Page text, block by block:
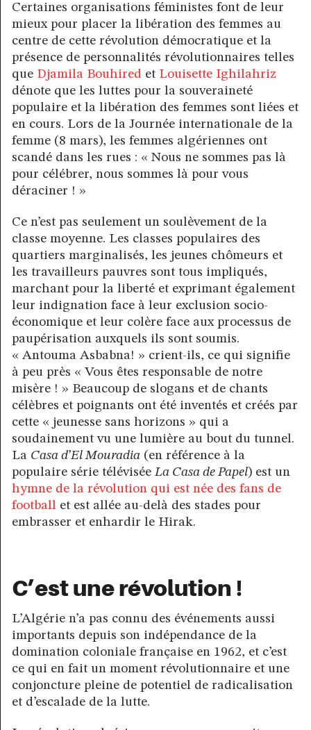
Certaines organisations féministes font de leur
mieux pour placer la libération des femmes au
centre de cette révolution démocratique et la
présence de personnalités révolutionnaires telles
que Djamila Bouhired et Louisette Ighilahriz
dénote que les luttes pour la souveraineté
populaire et la libération des femmes sont liées et
en cours. Lors de la Journée internationale de la
femme (8 mars), les femmes algériennes ont
scandé dans les rues : « Nous ne sommes pas là
pour célébrer, nous sommes là pour vous
déraciner ! »
Ce n’est pas seulement un soulèvement de la
classe moyenne. Les classes populaires des
quartiers marginalisés, les jeunes chômeurs et
les travailleurs pauvres sont tous impliqués,
marchant pour la liberté et exprimant également
leur indignation face à leur exclusion socio-
économique et leur colère face aux processus de
paupérisation auxquels ils sont soumis.
« Antouma Asbabna! » crient-ils, ce qui signifie
à peu près « Vous êtes responsable de notre
misère ! » Beaucoup de slogans et de chants
célèbres et poignants ont été inventés et créés par
cette « jeunesse sans horizons » qui a
soudainement vu une lumière au bout du tunnel.
La Casa d’El Mouradia (en référence à la
populaire série téléviséeLa Casa de Papel) est un
hymne de la révolution qui est née des fans de
football et est allée au-delà des stades pour
embrasser et enhardir le Hirak.
C’est une révolution !
L’Algérie n’a pas connu des événements aussi
importants depuis son indépendance de la
domination coloniale française en 1962, et c’est
ce qui en fait un moment révolutionnaire et une
conjoncture pleine de potentiel de radicalisation
et d’escalade de la lutte.